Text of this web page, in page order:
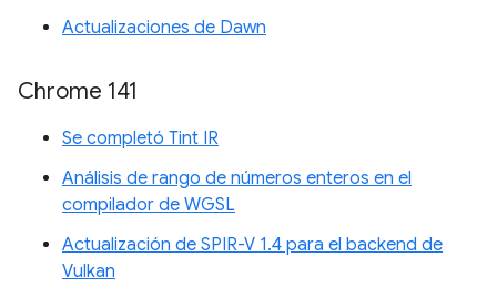
Actualizaciones de Dawn
Chrome 141
Se completó Tint IR
Análisis de rango de números enteros en el
compilador de WGSL
Actualización de SPIR-V 1.4 para el backend de
Vulkan